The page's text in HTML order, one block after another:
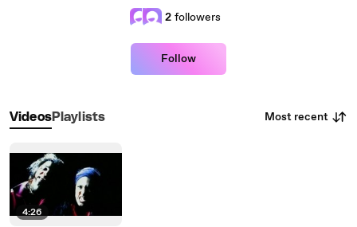
2 followers
Follow
VideosPlaylists Most recent
4:26